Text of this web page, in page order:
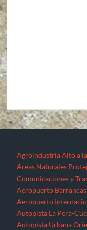
Agroindustria Alto a
Áreas Naturales
Comunicaciones y
Aeropuerto
Aeropuerto
Autopista La Pera-
Autopista Urbana